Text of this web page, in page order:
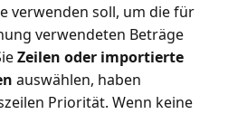
verwenden soll, um die für
verwendeten Beträge
Zeilen oder importierte
auswählen, haben
Priorität. Wenn keine